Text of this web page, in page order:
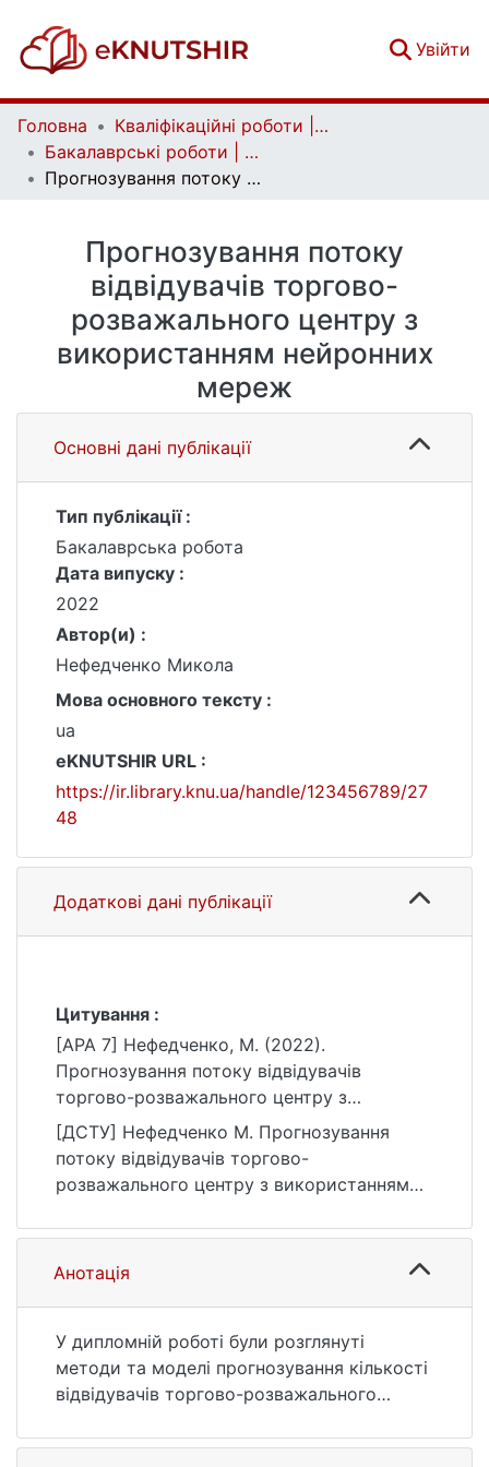
Увійти
Головна
Кваліфікаційні роботи | Qualifying works
Бакалаврські роботи | Bachelor theses
Прогнозування потоку відвідувачів торгово-розважального центру з використанням нейронних мереж
Прогнозування потоку
відвідувачів торгово-
розважального центру з
використанням нейронних
мереж
Основні дані публікації
Тип публікації :
Бакалаврська робота
Дата випуску :
2022
Автор(и) :
Нефедченко Микола
Мова основного тексту :
ua
eKNUTSHIR URL :
https://ir.library.knu.ua/handle/123456789/27
48
Додаткові дані публікації
Цитування :
[APA 7] Нефедченко, М. (2022).
Прогнозування потоку відвідувачів
торгово-розважального центру з
використанням нейронних мереж
[Бакалаврська робота, Київський
національний університет імені Тараса
Шевченка]. eKNUTSHIR.
https://ir.library.knu.ua/handle/123456789/27
[ДСТУ] Нефедченко М. Прогнозування
потоку відвідувачів торгово-
розважального центру з використанням
бакалавра : 12 Інформаційні технології.
Київ, 2022. 55 с. URL:
https://ir.library.knu.ua/handle/123456789/27
Анотація
У дипломній роботі були розглянуті
методи та моделі прогнозування кількості
відвідувачів торгово-розважального
декількох причин: по-перше,